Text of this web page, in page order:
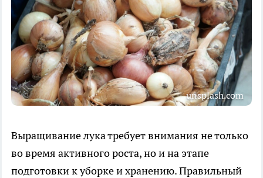
unsplash.com
Выращивание лука требует внимания не только
во время активного роста, но и на этапе
подготовки к уборке и хранению. Правильный